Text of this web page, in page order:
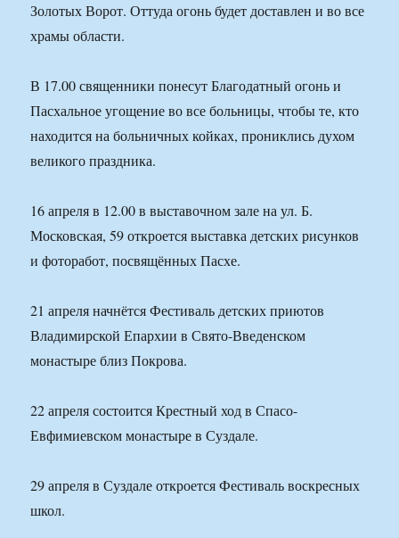
Золотых Ворот. Оттуда огонь будет доставлен и во все
храмы области.
В 17.00 священники понесут Благодатный огонь и
Пасхальное угощение во все больницы, чтобы те, кто
находится на больничных койках, прониклись духом
великого праздника.
16 апреля в 12.00 в выставочном зале на ул. Б.
Московская, 59 откроется выставка детских рисунков
и фоторабот, посвящённых Пасхе.
21 апреля начнётся Фестиваль детских приютов
Владимирской Епархии в Свято-Введенском
монастыре близ Покрова.
22 апреля состоится Крестный ход в Спасо-
Евфимиевском монастыре в Суздале.
29 апреля в Суздале откроется Фестиваль воскресных
школ.